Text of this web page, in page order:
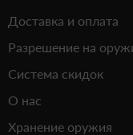
Доставка и оплата
Разрешение на
Система скидок
О нас
Хранение оружия